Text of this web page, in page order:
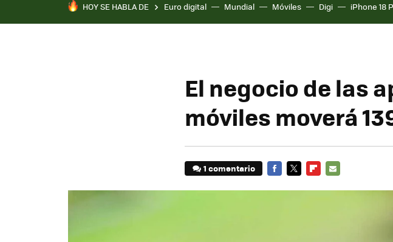
HOY SE HABLA DE Euro digital Mundial Móviles Digi iPhone 18
El negocio de las
móviles moverá
1 comentario